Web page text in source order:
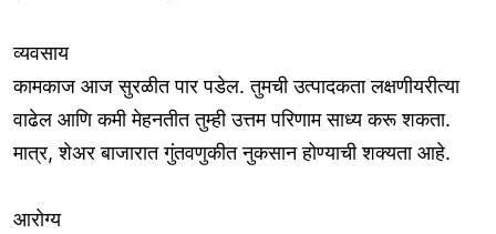
व्यवसाय
कामकाज आज सुरळीत पार पडेल. तुमची उत्पादकता लक्षणीयरीत्या
वाढेल आणि कमी मेहनतीत तुम्ही उत्तम परिणाम साध्य करू शकता.
मात्र, शेअर बाजारात गुंतवणुकीत नुकसान होण्याची शक्यता आहे.
आरोग्य